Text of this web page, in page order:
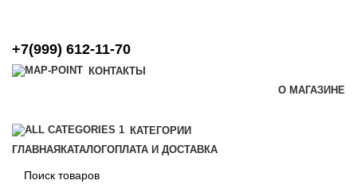
+7(999) 612-11-70
КОНТАКТЫ
О МАГАЗИНЕ
КАТЕГОРИИ
ГЛАВНАЯ КАТАЛОГОПЛАТА И ДОСТАВКА